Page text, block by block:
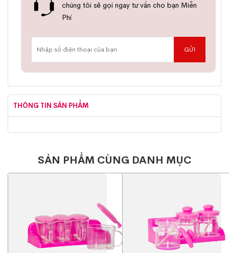
chúng tôi sẽ gọi ngay tư vấn cho bạn Miễn
Phí
THÔNG TIN SẢN PHẨM
SẢN PHẨM CÙNG DANH MỤC